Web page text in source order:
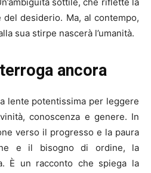
desiderio. Ma, al contempo,
sua stirpe nascerà l’umanità.
ancora
lente potentissima per leggere
conoscenza e genere. In
verso il progresso e la paura
e il bisogno di ordine, la
È un racconto che spiega la